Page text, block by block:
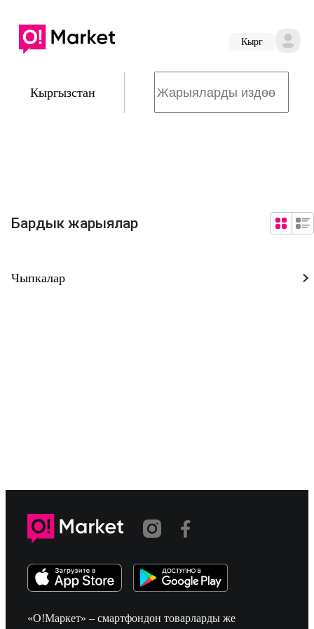
Кырг
Кыргызстан
Бардык жарыялар
Чыпкалар
«О!Маркет» – смартфондон товарларды же